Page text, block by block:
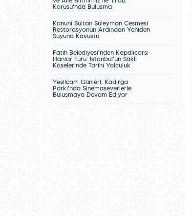
Korusu'nda Buluşma
Kanuni Sultan Süleyman Çeşmesi
Restorasyonun Ardından Yeniden
Suyuna Kavuştu
Fatih Belediyesi'nden Kapalıçarşı
Hanlar Turu: İstanbul'un Saklı
Köşelerinde Tarihî Yolculuk
Yeşilçam Günleri, Kadırga
Parkı'nda Sinemaseverlerle
Buluşmaya Devam Ediyor